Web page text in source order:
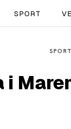
SPORT
SPORT
i